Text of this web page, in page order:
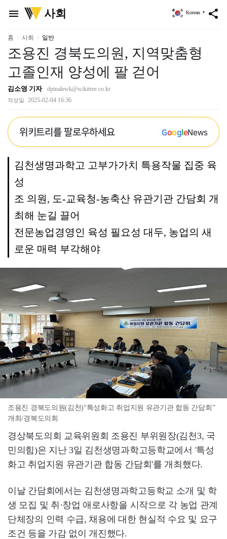
menu
위
키
리
사회 share
Korean ▼
홈 사회 일반
조용진 경북도의원, 지역맞춤형
고졸인재 양성에 팔 걷어
김소영 기자 dptnalewk@wikitree.co.kr
작성일 2025-02-04 16:36
위키트리를 팔로우하세요 GoogleNews
김천생명과학고 고부가가치 특용작물 집중 육
성
조 의원, 도-교육청-농축산 유관기관 간담회 개
최해 눈길 끌어
전문농업경영인 육성 필요성 대두, 농업의 새
로운 매력 부각해야
조용진 경북도의원(김천)“특성화고 취업지원 유관기관 합동 간담회”
개최/경북도의회
경상북도의회 교육위원회 조용진 부위원장(김천3, 국
민의힘)은 지난 3일 김천생명과학고등학교에서 '특성
화고 취업지원 유관기관 합동 간담회'를 개최했다.
이날 간담회에서는 김천생명과학고등학교 소개 및 학
생 모집 및 취·창업 애로사항을 시작으로 각 농업 관계
단체장의 인력 수급, 채용에 대한 현실적 수요 및 요구
조건 등을 가감 없이 개진했다.